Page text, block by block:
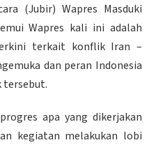
(Jubir) Wapres Masduki
Wapres kali ini adalah
terkait konflik Iran –
dan peran Indonesia
tersebut.
apa yang dikerjakan
kegiatan melakukan lobi